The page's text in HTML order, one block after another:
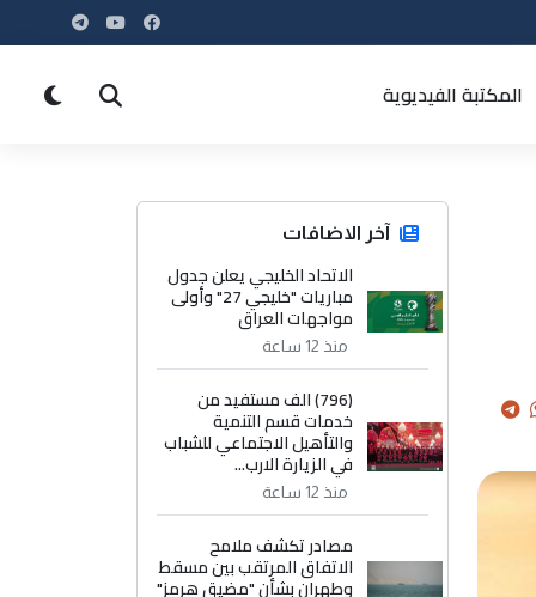
المكتبة الفيديوية
آخر الاضافات
الاتحاد الخليجي يعلن جدول
مباريات "خليجي 27" وأولى
مواجهات العراق
منذ 12 ساعة
(796) الف مستفيد من
خدمات قسم التنمية
والتأهيل الاجتماعي للشباب
في الزيارة الارب...
منذ 12 ساعة
مصادر تكشف ملامح
الاتفاق المرتقب بين مسقط
وطهران بشأن "مضيق هرمز"